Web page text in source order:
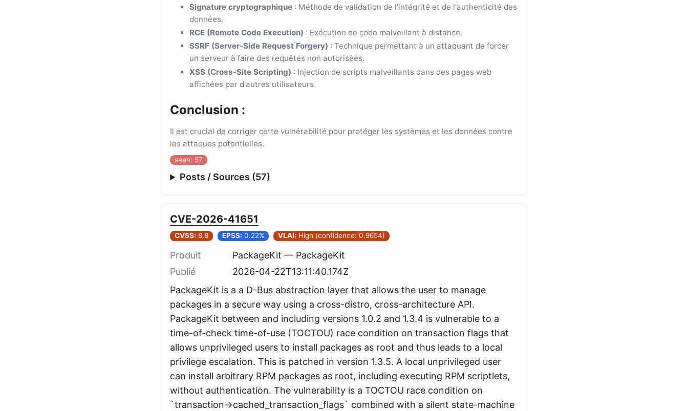
Signature cryptographique: Méthode de validation de l'intégrité et de l'authenticité des
données.
RCE (Remote Code Execution) : Exécution de code malveillant à distance.
SSRF (Server-Side Request Forgery) : Technique permettant à un attaquant de forcer
un serveur à faire des requêtes non autorisées.
XSS (Cross-Site Scripting) : Injection de scripts malveillants dans des pages web
affichées par d'autres utilisateurs.
Conclusion :
Il est crucial de corriger cette vulnérabilité pour protéger les systèmes et les données contre
les attaques potentielles.
seen: 57
Posts / Sources (57)
CVE-2026-41651
CVSS: 8.8 EPSS: 0.22% VLAI: High (confidence: 0.9654)
Produit
PackageKit — PackageKit
Publié
2026-04-22T13:11:40.174Z
PackageKit is a a D-Bus abstraction layer that allows the user to manage
packages in a secure way using a cross-distro, cross-architecture API.
PackageKit between and including versions 1.0.2 and 1.3.4 is vulnerable to a
time-of-check time-of-use (TOCTOU) race condition on transaction flags that
allows unprivileged users to install packages as root and thus leads to a local
privilege escalation. This is patched in version 1.3.5. A local unprivileged user
can install arbitrary RPM packages as root, including executing RPM scriptlets,
without authentication. The vulnerability is a TOCTOU race condition on
`transaction->cached_transaction_flags` combined with a silent state-machine